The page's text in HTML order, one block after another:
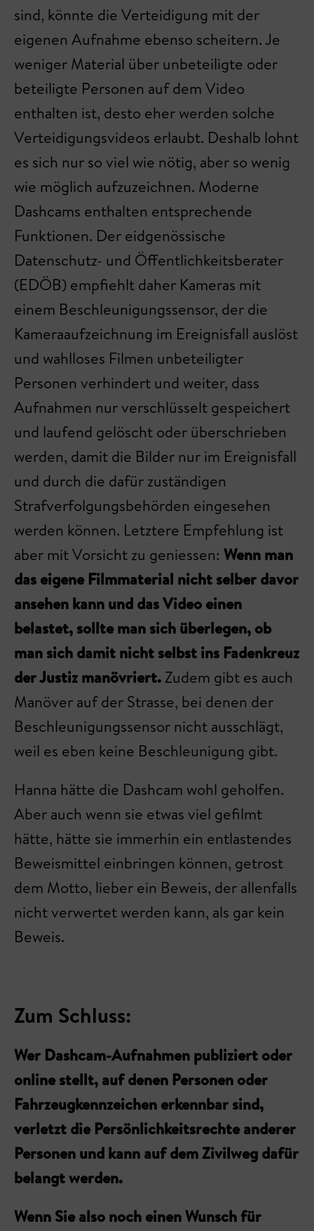
sind, könnte die Verteidigung mit der
eigenen Aufnahme ebenso scheitern. Je
weniger Material über unbeteiligte oder
beteiligte Personen auf dem Video
enthalten ist, desto eher werden solche
Verteidigungsvideos erlaubt. Deshalb lohnt
es sich nur so viel wie nötig, aber so wenig
wie möglich aufzuzeichnen. Moderne
Dashcams enthalten entsprechende
Funktionen. Der eidgenössische
Datenschutz- und Öffentlichkeitsberater
(EDÖB) empfiehlt daher Kameras mit
einem Beschleunigungssensor, der die
Kameraaufzeichnung im Ereignisfall auslöst
und wahlloses Filmen unbeteiligter
Personen verhindert und weiter, dass
Aufnahmen nur verschlüsselt gespeichert
und laufend gelöscht oder überschrieben
werden, damit die Bilder nur im Ereignisfall
und durch die dafür zuständigen
Strafverfolgungsbehörden eingesehen
werden können. Letztere Empfehlung ist
aber mit Vorsicht zu geniessen: Wenn man
das eigene Filmmaterial nicht selber davor
ansehen kann und das Video einen
belastet, sollte man sich überlegen, ob
man sich damit nicht selbst ins Fadenkreuz
der Justiz manövriert. Zudem gibt es auch
Manöver auf der Strasse, bei denen der
Beschleunigungssensor nicht ausschlägt,
weil es eben keine Beschleunigung gibt.
Hanna hätte die Dashcam wohl geholfen.
Aber auch wenn sie etwas viel gefilmt
hätte, hätte sie immerhin ein entlastendes
Beweismittel einbringen können, getrost
dem Motto, lieber ein Beweis, der allenfalls
nicht verwertet werden kann, als gar kein
Beweis.
Zum Schluss:
Wer Dashcam-Aufnahmen publiziert oder
online stellt, auf denen Personen oder
Fahrzeugkennzeichen erkennbar sind,
verletzt die Persönlichkeitsrechte anderer
Personen und kann auf dem Zivilweg dafür
belangt werden.
Wenn Sie also noch einen Wunsch für